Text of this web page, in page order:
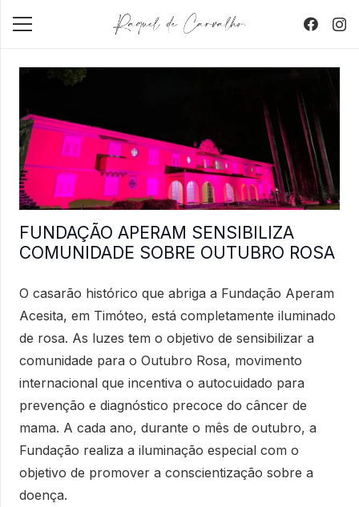
FUNDAÇÃO APERAM SENSIBILIZA
COMUNIDADE SOBRE OUTUBRO ROSA
O casarão histórico que abriga a Fundação Aperam
Acesita, em Timóteo, está completamente iluminado
de rosa. As luzes tem o objetivo de sensibilizar a
comunidade para o Outubro Rosa, movimento
internacional que incentiva o autocuidado para
prevenção e diagnóstico precoce do câncer de
mama. A cada ano, durante o mês de outubro, a
Fundação realiza a iluminação especial com o
objetivo de promover a conscientização sobre a
doença.